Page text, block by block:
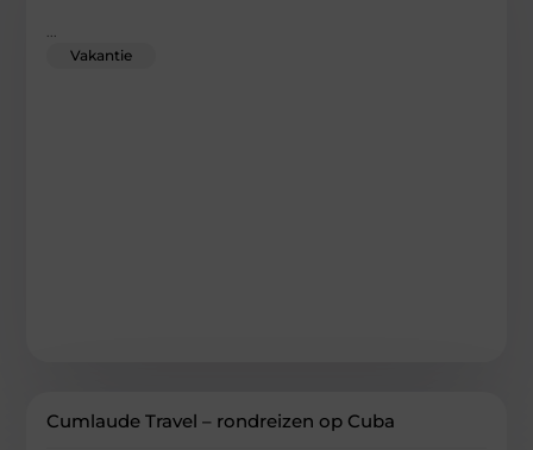
...
Vakantie
Cumlaude Travel – rondreizen op Cuba